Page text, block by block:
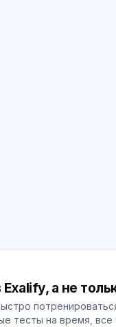
Exalify, а не
тесты на время,